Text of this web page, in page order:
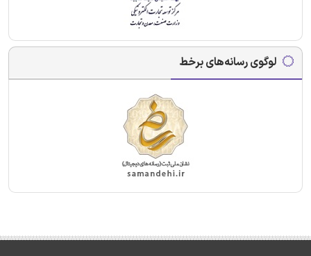
لوگوی رسانه‌های برخط